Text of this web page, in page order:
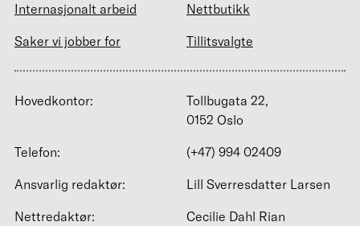
Internasjonalt arbeid
Nettbutikk
Saker vi jobber for
Tillitsvalgte
Hovedkontor:
Tollbugata 22,
0152 Oslo
Telefon:
(+47) 994 02409
Ansvarlig redaktør:
Lill Sverresdatter Larsen
Nettredaktør:
Cecilie Dahl Rian